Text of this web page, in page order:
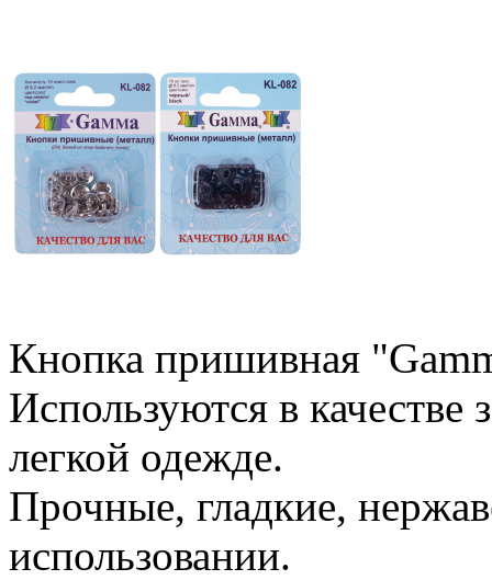
Кнопка пришивная
Используются в качестве
легкой одежде.
Прочные, гладкие,
использовании.